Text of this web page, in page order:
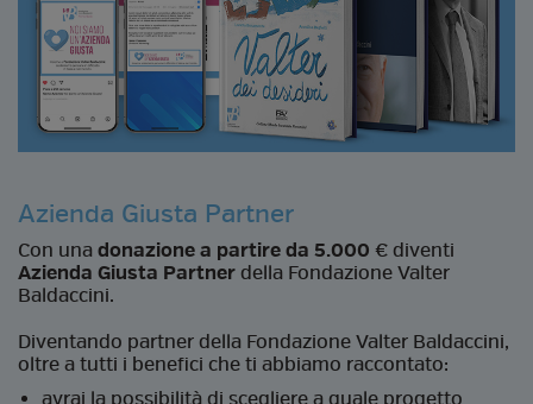
Azienda Giusta Partner
Con una donazione a partire da 5.000 € diventi
Azienda Giusta Partner della Fondazione Valter
Baldaccini.
Diventando partner della Fondazione Valter Baldaccini,
oltre a tutti i benefici che ti abbiamo raccontato:
avrai la possibilità di scegliere a quale progetto